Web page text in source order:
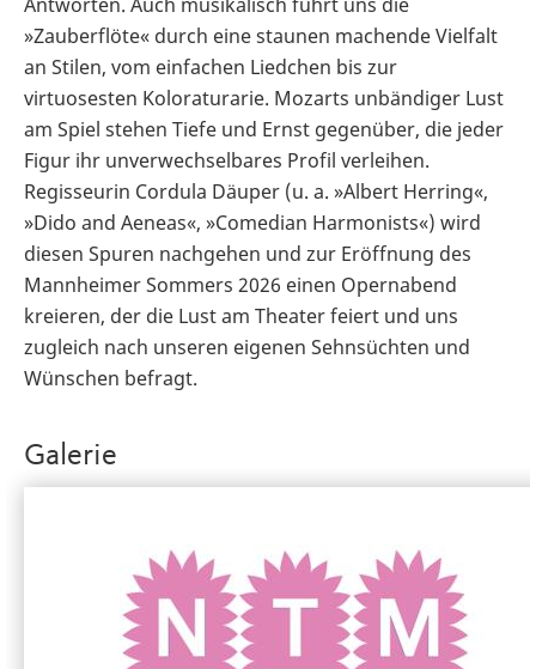
»Zauberflöte« durch eine staunen machende Vielfalt
an Stilen, vom einfachen Liedchen bis zur
virtuosesten Koloraturarie. Mozarts unbändiger Lust
am Spiel stehen Tiefe und Ernst gegenüber, die jeder
Figur ihr unverwechselbares Profil verleihen.
Regisseurin Cordula Däuper (u. a. »Albert Herring«,
»Dido and Aeneas«, »Comedian Harmonists«) wird
diesen Spuren nachgehen und zur Eröffnung des
Mannheimer Sommers 2026 einen Opernabend
kreieren, der die Lust am Theater feiert und uns
zugleich nach unseren eigenen Sehnsüchten und
Wünschen befragt.
Galerie